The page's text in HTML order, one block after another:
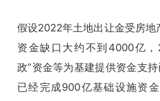
假设2022年土地出让金受房地
资金缺口大约不到4000亿，
政”资金等为基建提供资金支
已经完成900亿基础设施资